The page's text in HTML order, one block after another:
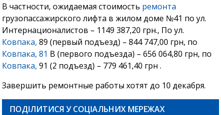
В частности, ожидаемая стоимость ремонта
грузопассажирского лифта в жилом доме №41 по ул.
Интернационалистов – 1149 387,20 грн., По ул.
Ковпака, 89 (первый подъезд) – 844 747,00 грн, по
Ковпака, 81 В (первого подъезда) – 656 064,80 грн, по
Ковпака, 91 (2 подъезд) – 779 461,40 грн .
Завершить ремонтные работы хотят до 10 декабря.
ПОДІЛИТИСЯ У СОЦІАЛЬНИХ МЕРЕЖАХ